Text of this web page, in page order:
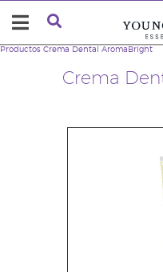
Crema
Productos Crema Dental AromaBright